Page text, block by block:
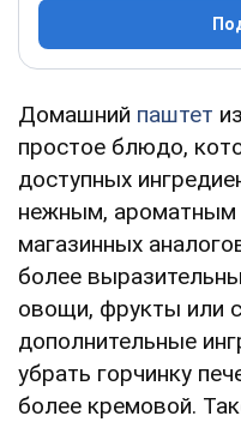
Домашний паштет
простое блюдо,
доступных
нежным, ароматным
магазинных
более
овощи, фрукты или
дополнительные
убрать горчинку
более кремовой.